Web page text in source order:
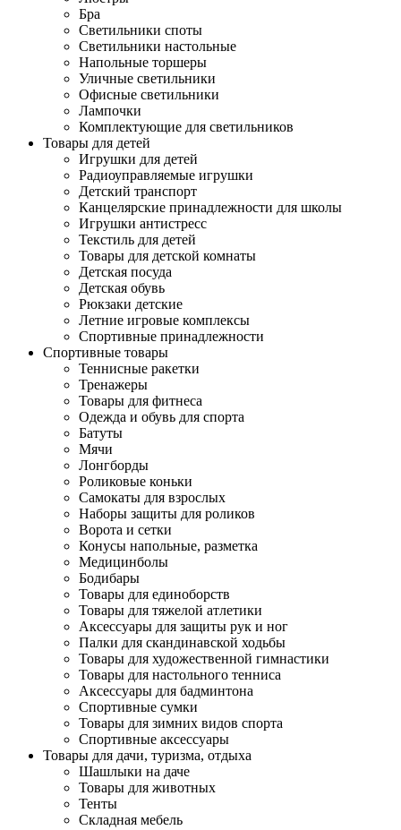
Бра
Светильники споты
Светильники настольные
Напольные торшеры
Уличные светильники
Офисные светильники
Лампочки
Комплектующие для светильников
Товары для детей
Игрушки для детей
Радиоуправляемые игрушки
Детский транспорт
Канцелярские принадлежности для школы
Игрушки антистресс
Текстиль для детей
Товары для детской комнаты
Детская посуда
Детская обувь
Рюкзаки детские
Летние игровые комплексы
Спортивные принадлежности
Спортивные товары
Теннисные ракетки
Тренажеры
Товары для фитнеса
Одежда и обувь для спорта
Батуты
Мячи
Лонгборды
Роликовые коньки
Самокаты для взрослых
Наборы защиты для роликов
Ворота и сетки
Конусы напольные, разметка
Медицинболы
Бодибары
Товары для единоборств
Товары для тяжелой атлетики
Аксессуары для защиты рук и ног
Палки для скандинавской ходьбы
Товары для художественной гимнастики
Товары для настольного тенниса
Аксессуары для бадминтона
Спортивные сумки
Товары для зимних видов спорта
Спортивные аксессуары
Товары для дачи, туризма, отдыха
Шашлыки на даче
Товары для животных
Тенты
Складная мебель